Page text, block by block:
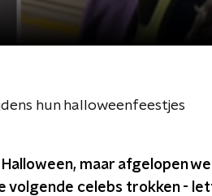
hun halloweenfeestjes
Halloween, maar afgelopen
volgende celebs trokken -